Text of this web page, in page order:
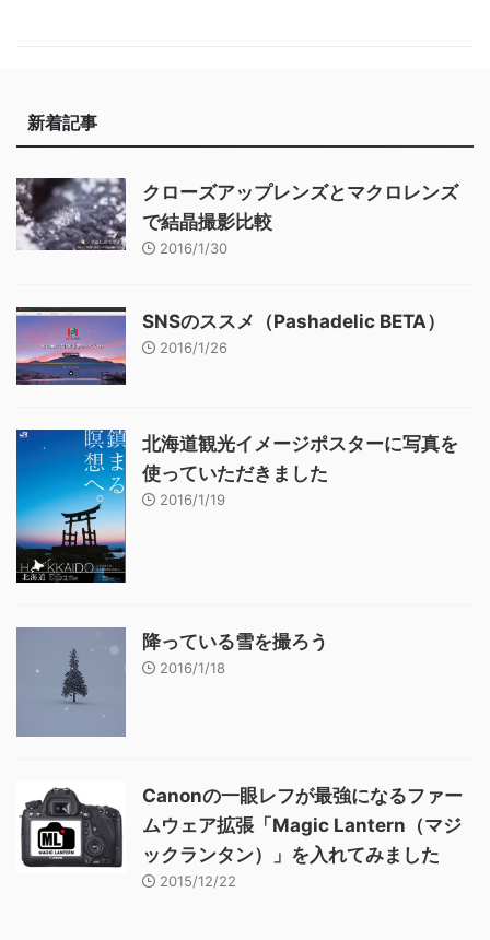
新着記事
クローズアップレンズとマクロレンズ
で結晶撮影比較
2016/1/30
SNSのススメ（Pashadelic BETA）
2016/1/26
北海道観光イメージポスターに写真を
使っていただきました
2016/1/19
降っている雪を撮ろう
2016/1/18
Canonの一眼レフが最強になるファー
ムウェア拡張「Magic Lantern（マジ
ックランタン）」を入れてみました
2015/12/22